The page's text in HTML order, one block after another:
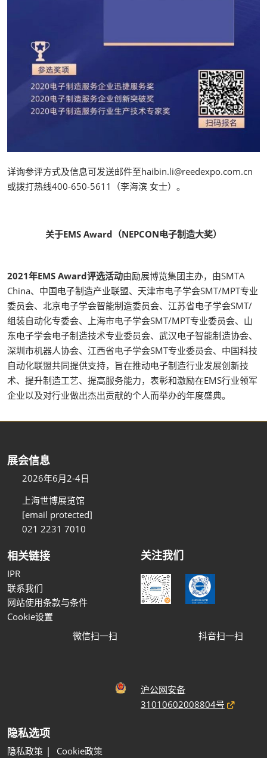
详询参评方式及信息可发送邮件至haibin.li@reedexpo.com.cn
或拨打热线400-650-5611（李海滨 女士）。
关于EMS Award（NEPCON电子制造大奖）
2021年EMS Award评选活动由励展博览集团主办，由SMTA
China、中国电子制造产业联盟、天津市电子学会SMT/MPT专业
委员会、北京电子学会智能制造委员会、江苏省电子学会SMT/
组装自动化专委会、上海市电子学会SMT/MPT专业委员会、山
东电子学会电子制造技术专业委员会、武汉电子智能制造协会、
深圳市机器人协会、江西省电子学会SMT专业委员会、中国科技
自动化联盟共同提供支持，旨在推动电子制造行业发展创新技
术、提升制造工艺、提高服务能力，表彰和激励在EMS行业领军
企业以及对行业做出杰出贡献的个人而举办的年度盛典。
展会信息
2026年6月2-4日
上海世博展览馆
[email protected]
021 2231 7010
相关链接
IPR
联系我们
网站使用条款与条件
Cookie设置
关注我们
微信扫一扫 抖音扫一扫
沪公网安备
31010602008804号
隐私选项
隐私政策 Cookie政策